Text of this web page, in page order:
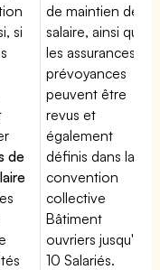
si
de
de maintien de
salaire, ainsi que
les assurances
prévoyances
peuvent être
revus et
également
définis dans la
convention
collective
Bâtiment
ouvriers jusqu'à
10 Salariés.